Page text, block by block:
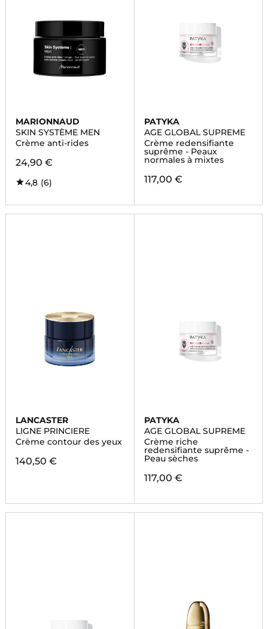
MARIONNAUD
SKIN SYSTÈME MEN
Crème anti-rides
24,90 €
4,8 (6)
PATYKA
AGE GLOBAL SUPREME
Crème redensifiante
suprême - Peaux
normales à mixtes
117,00 €
LANCASTER
LIGNE PRINCIERE
Crème contour des yeux
140,50 €
PATYKA
AGE GLOBAL SUPREME
Crème riche
redensifiante suprême -
Peau sèches
117,00 €